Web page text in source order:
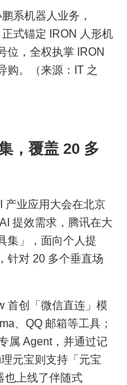
系机器人业务，
式锚定 IRON 人形机
位，全权执掌 IRON
购。（来源：IT 之
，覆盖 20 多
产业应用大会在北京
提效需求，腾讯在大
集」，面向个人提
针对 20 多个垂直场
首创「微信直连」模
、QQ 邮箱等工具；
属 Agent，并通过记
元宝则支持「元宝
也上线了伴随式